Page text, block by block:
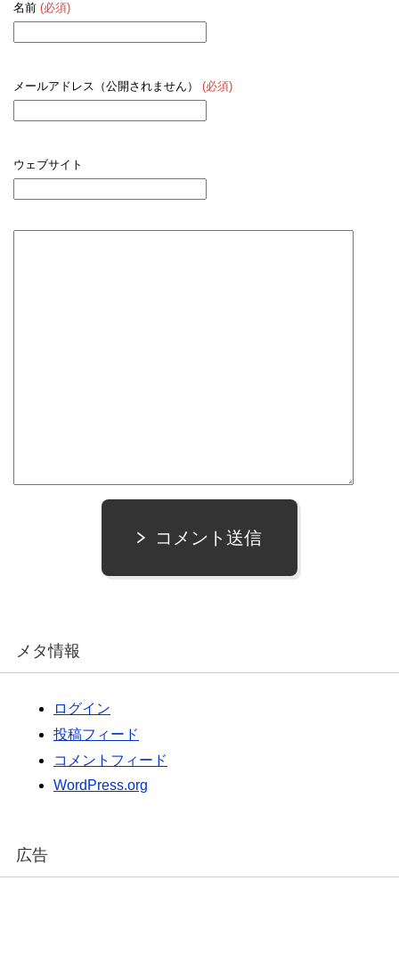
名前 (必須)
メールアドレス（公開されません） (必須)
ウェブサイト
コメント送信
メタ情報
ログイン
投稿フィード
コメントフィード
WordPress.org
広告